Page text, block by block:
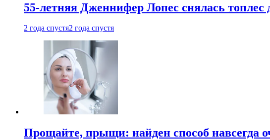
55-летняя Дженнифер Лопес снялась топлес
2 года спустя2 года спустя
Прощайте, прыщи: найден способ навсегда